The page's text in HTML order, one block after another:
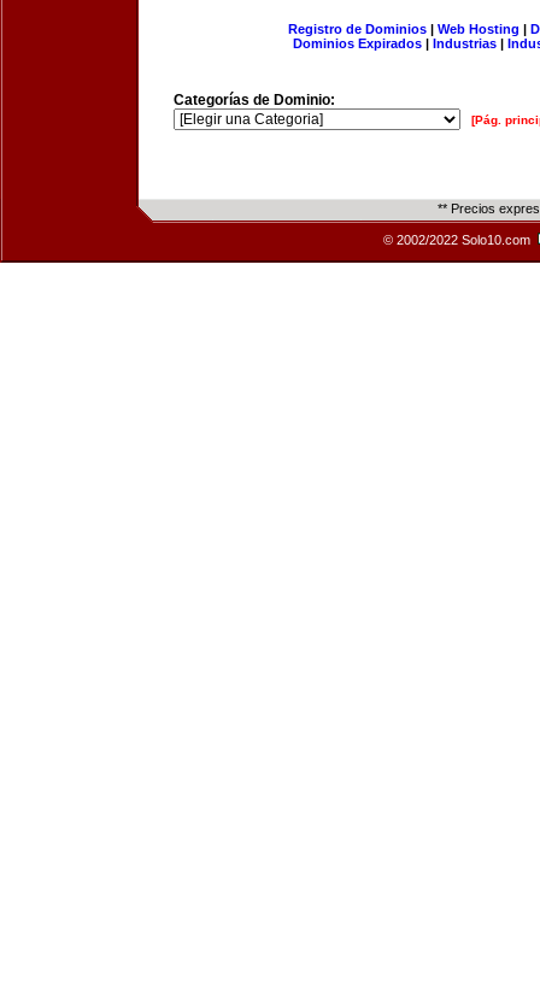
Registro de Dominios| Web Hosting |
Dominios Expirados | Industrias |
Categorías de Dominio:
[Pág.
** Precios
© 2002/2022 Solo10.com